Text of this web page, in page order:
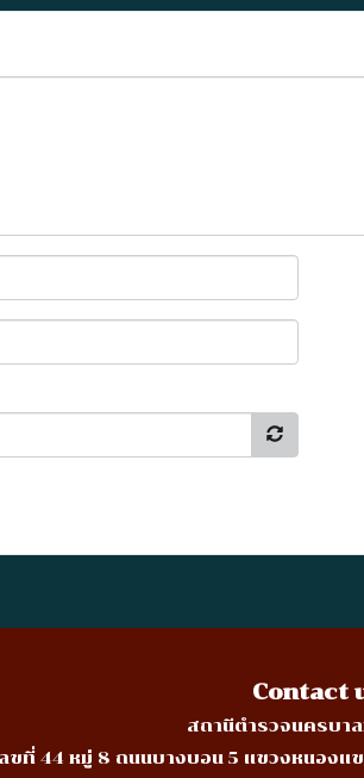
Contact
สถานีตำรวจนครบา
ลขที่ 44 หมู่ 8 ถนนบางบอน 5 แขวงหนองแ